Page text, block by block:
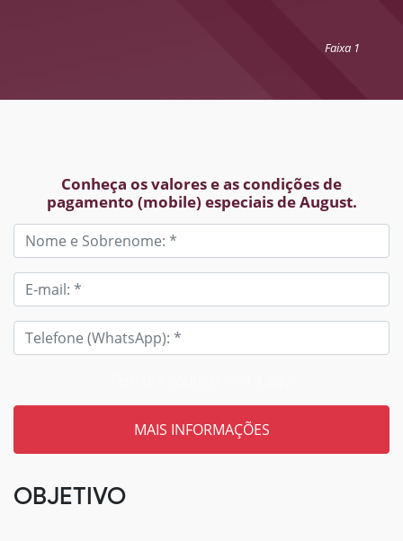
Faixa 1
Conheça os valores e as condições de
pagamento (mobile) especiais de August.
OBJETIVO